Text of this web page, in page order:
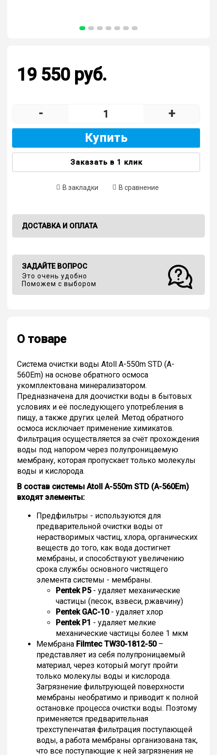
19 550 руб.
- +
Купить
Заказать в 1 клик
В закладки В сравнение
ДОСТАВКА И ОПЛАТА
ЗАДАЙТЕ ВОПРОС
Это очень удобно
Поможем с выбором
О товаре
Система очистки воды Atoll A-550m STD (A-
560Em) на основе обратного осмоса
укомплектована минерализатором.
Предназначена для доочистки воды в бытовых
условиях и её последующего употребления в
пищу, а также других целей. Метод обратного
осмоса исключает применение химикатов.
Фильтрация осуществляется за счёт прохождения
воды под напором через полупроницаемую
мембрану, которая пропускает только молекулы
воды и кислорода.
В состав системы Atoll A-550m STD (A-560Em)
входят элементы:
Предфильтры - используются для
предварительной очистки воды от
нерастворимых частиц, хлора, органических
веществ до того, как вода достигнет
мембраны, и способствуют увеличению
срока службы основного чистящего
элемента системы - мембраны.
Pentek P5- удаляет механические
частицы (песок, взвеси, ржавчину)
Pentek GAC-10- удаляет хлор
Pentek P1 - удаляет мелкие
механические частицы более 1 мкм
Мембрана Filmtec TW30-1812-50–
представляет из себя полупроницаемый
материал, через который могут пройти
только молекулы воды и кислорода.
Загрязнение фильтрующей поверхности
мембраны необратимо и приводит к полной
остановке процесса очистки воды. Поэтому
применяется предварительная
трехступенчатая фильтрация поступающей
воды, а работа мембраны организована так,
что все поступающие к ней загрязнения не